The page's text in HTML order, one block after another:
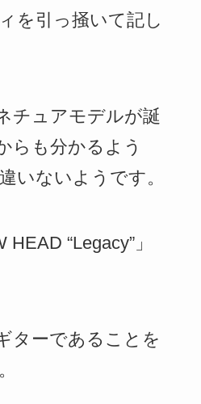
を引っ掻いて記し
チュアモデルが誕
らも分かるよう
いないようです。
“Legacy”」
ターであることを